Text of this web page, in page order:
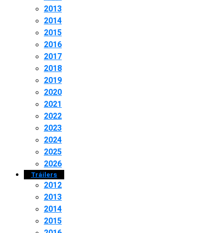
2013
2014
2015
2016
2017
2018
2019
2020
2021
2022
2023
2024
2025
2026
Tráilers
2012
2013
2014
2015